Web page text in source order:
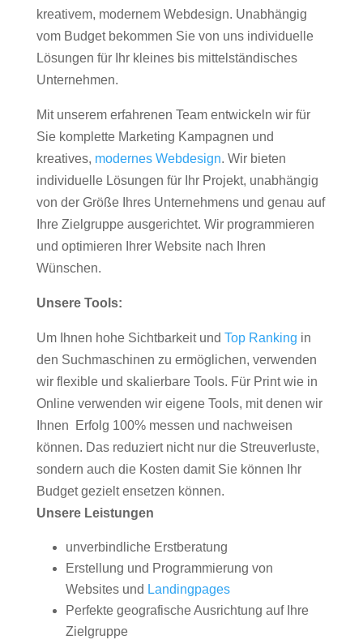
kreativem, modernem Webdesign. Unabhängig
vom Budget bekommen Sie von uns individuelle
Lösungen für Ihr kleines bis mittelständisches
Unternehmen.
Mit unserem erfahrenen Team entwickeln wir für
Sie komplette Marketing Kampagnen und
kreatives, modernes Webdesign. Wir bieten
individuelle Lösungen für Ihr Projekt, unabhängig
von der Größe Ihres Unternehmens und genau auf
Ihre Zielgruppe ausgerichtet. Wir programmieren
und optimieren Ihrer Website nach Ihren
Wünschen.
Unsere Tools:
Um Ihnen hohe Sichtbarkeit und Top Ranking in
den Suchmaschinen zu ermöglichen, verwenden
wir flexible und skalierbare Tools. Für Print wie in
Online verwenden wir eigene Tools, mit denen wir
Ihnen Erfolg 100% messen und nachweisen
können. Das reduziert nicht nur die Streuverluste,
sondern auch die Kosten damit Sie können Ihr
Budget gezielt ensetzen können.
Unsere Leistungen
unverbindliche Erstberatung
Erstellung und Programmierung von
Websites und Landingpages
Perfekte geografische Ausrichtung auf Ihre
Zielgruppe